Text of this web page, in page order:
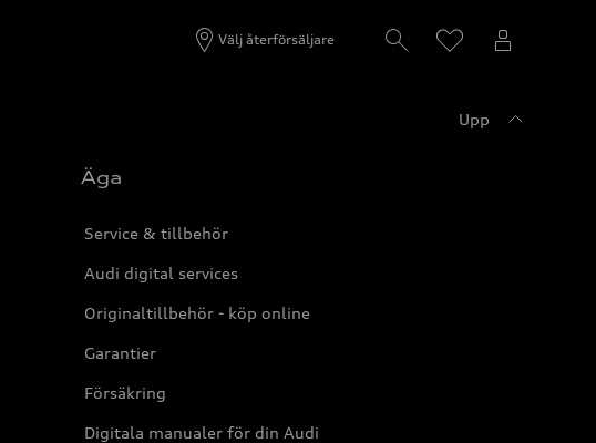
Välj återförsäljare
Upp
Äga
Service & tillbehör
Audi digital services
Originaltillbehör - köp online
Garantier
Försäkring
Digitala manualer för din Audi